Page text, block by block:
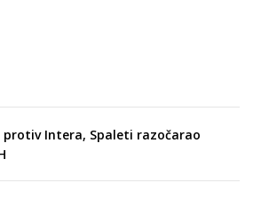
protiv Intera, Spaleti razočarao